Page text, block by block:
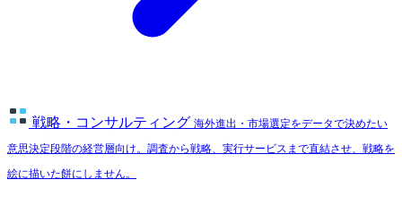
戦略・コンサルティング 海外進出・市場選定をデータで決めたい
意思決定段階の経営層向け。調査から戦略、実行サービスまで直結させ、戦略を
絵に描いた餅にしません。